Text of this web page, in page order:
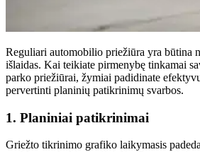
Reguliari automobilio priežiūra yra būtina
išlaidas. Kai teikiate pirmenybę tinkamai
parko priežiūrai, žymiai padidinate
pervertinti planinių patikrinimų svarbos.
1. Planiniai patikrinimai
Griežto tikrinimo grafiko laikymasis